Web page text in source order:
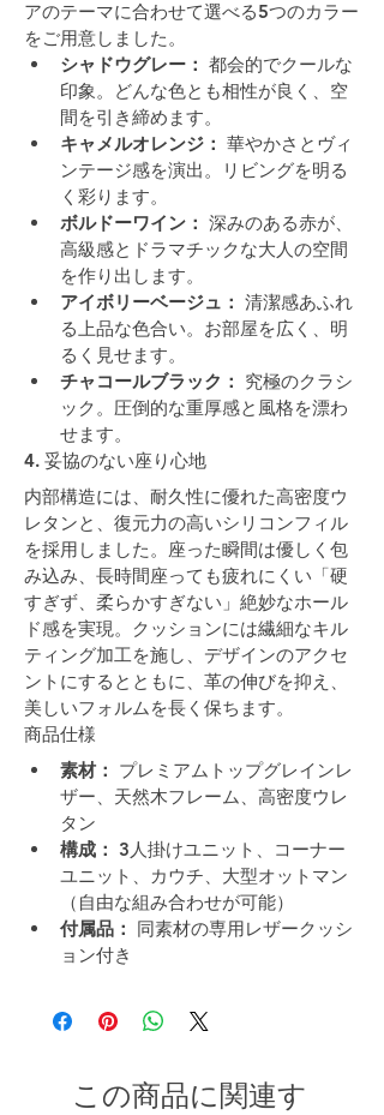
アのテーマに合わせて選べる5つのカラー
をご用意しました。
シャドウグレー： 都会的でクールな
印象。どんな色とも相性が良く、空
間を引き締めます。
キャメルオレンジ： 華やかさとヴィ
ンテージ感を演出。リビングを明る
く彩ります。
ボルドーワイン： 深みのある赤が、
高級感とドラマチックな大人の空間
を作り出します。
アイボリーベージュ： 清潔感あふれ
る上品な色合い。お部屋を広く、明
るく見せます。
チャコールブラック： 究極のクラシ
ック。圧倒的な重厚感と風格を漂わ
せます。
4. 妥協のない座り心地
内部構造には、耐久性に優れた高密度ウ
レタンと、復元力の高いシリコンフィル
を採用しました。座った瞬間は優しく包
み込み、長時間座っても疲れにくい「硬
すぎず、柔らかすぎない」絶妙なホール
ド感を実現。クッションには繊細なキル
ティング加工を施し、デザインのアクセ
ントにするとともに、革の伸びを抑え、
美しいフォルムを長く保ちます。
商品仕様
素材： プレミアムトップグレインレ
ザー、天然木フレーム、高密度ウレ
タン
構成： 3人掛けユニット、コーナー
ユニット、カウチ、大型オットマン
（自由な組み合わせが可能）
付属品： 同素材の専用レザークッシ
ョン付き
この商品に関連す